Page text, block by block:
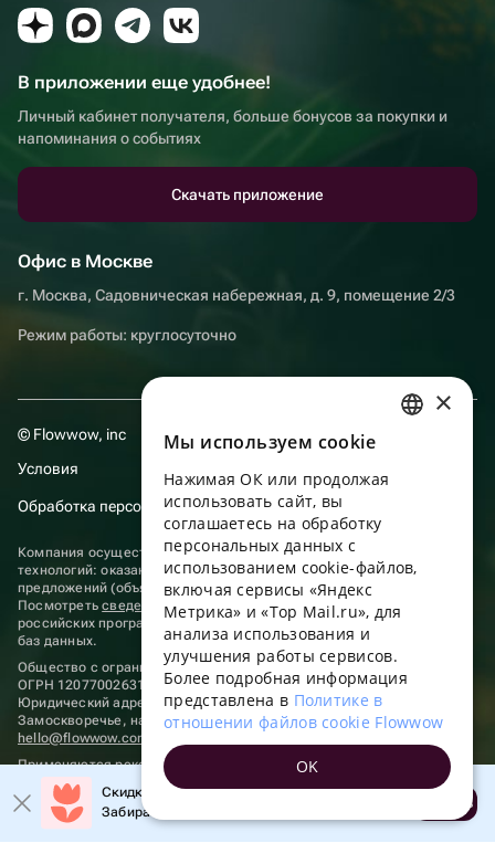
В приложении еще удобнее!
Личный кабинет получателя, больше бонусов за покупки и
напоминания о событиях
Скачать приложение
Офис в Москве
г. Москва, Садовническая набережная, д. 9, помещение 2/3
Режим работы: круглосуточно
© Flowwow, inc
Условия
Обработка персональных данных
Компания осуществляет деятельность в области информационных
технологий: оказание услуг в сети “Интернет” по размещению
предложений (объявлений) продавцов о реализации товаров.
Посмотретьсведения о программах
, включенных в реестр
российских программ для электронных вычислительных машин и
баз данных.
Общество с ограниченной ответственностью «ФЛАУВАУ»
ОГРН 1207700263198, ИНН 9702020445
Юридический адрес: г. Москва, вн.тер. г. Муниципальный округ
Замоскворечье, наб. Садовническая, д. 9, помещ. 2/3.
hello@flowwow.com
Применяютсярекомендательные технологии
Скидка до 10% на первый заказ!
Забирайте промокод в приложении!
Открыть
ENGLISH
UKRAINIAN
PORTUGUESE
FRENCH
TURKISH
POLISH
×
Мы используем сookie
Нажимая ОК или продолжая
использовать сайт, вы
соглашаетесь на обработку
персональных данных с
использованием cookie-файлов,
включая сервисы «Яндекс
Метрика» и «Top Mail.ru», для
анализа использования и
улучшения работы сервисов.
Более подробная информация
представлена в Политике в
отношении файлов cookie Flowwow
OK